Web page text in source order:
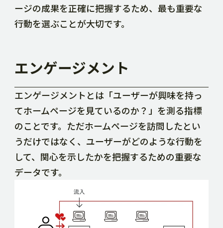
ージの成果を正確に把握するため、最も重要な
行動を選ぶことが大切です。
エンゲージメント
エンゲージメントとは「ユーザーが興味を持っ
てホームページを見ているのか？」を測る指標
のことです。ただホームページを訪問したとい
うだけではなく、ユーザーがどのような行動を
して、関心を示したかを把握するための重要な
データです。